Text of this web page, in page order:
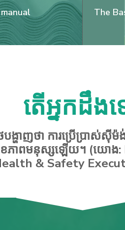
The
តើអ្នកដឹងទ
ថៃបង្ហាញថា ការប្រើប្រ
សុខភាពមនុស្សឡើយ។ (យោ
& Safety